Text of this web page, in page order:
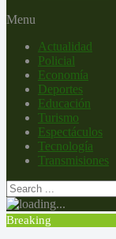
Menu
Actualidad
Policial
Economía
Deportes
Educación
Turismo
Espectáculos
Tecnología
Transmisiones
Breaking